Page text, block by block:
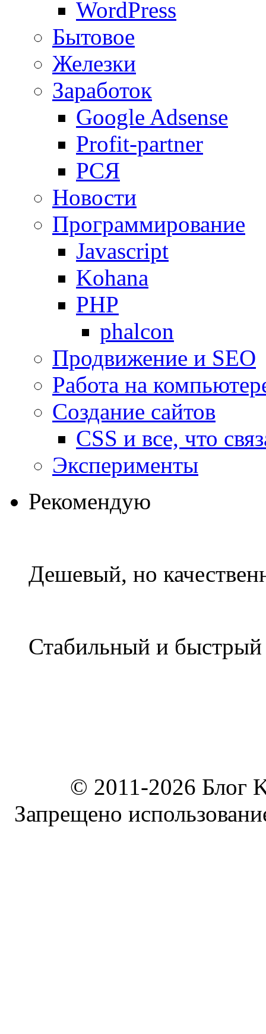
WordPress
Бытовое
Железки
Заработок
Google Adsense
Profit-partner
РСЯ
Новости
Программирование
Javascript
Kohana
PHP
phalcon
Продвижение и SEO
Работа на
Создание сайтов
CSS и все, что
Эксперименты
Рекомендую
Дешевый, но
Стабильный и
© 2011-2026 Блог
Запрещено